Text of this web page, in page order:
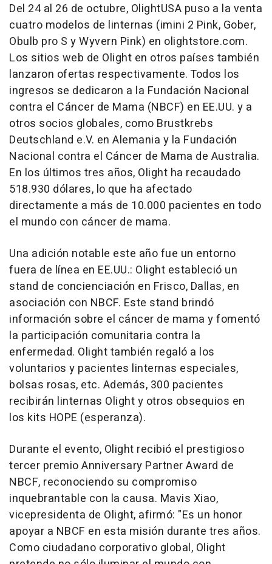
Del 24 al 26 de octubre, OlightUSA puso a la venta
cuatro modelos de linternas (imini 2 Pink, Gober,
Obulb pro S y Wyvern Pink) en olightstore.com.
Los sitios web de Olight en otros países también
lanzaron ofertas respectivamente. Todos los
ingresos se dedicaron a la Fundación Nacional
contra el Cáncer de Mama (NBCF) en EE.UU. y a
otros socios globales, como Brustkrebs
Deutschland e.V. en Alemania y la Fundación
Nacional contra el Cáncer de Mama de Australia.
En los últimos tres años, Olight ha recaudado
518.930 dólares, lo que ha afectado
directamente a más de 10.000 pacientes en todo
el mundo con cáncer de mama.
Una adición notable este año fue un entorno
fuera de línea en EE.UU.: Olight estableció un
stand de concienciación en Frisco, Dallas, en
asociación con NBCF. Este stand brindó
información sobre el cáncer de mama y fomentó
la participación comunitaria contra la
enfermedad. Olight también regaló a los
voluntarios y pacientes linternas especiales,
bolsas rosas, etc. Además, 300 pacientes
recibirán linternas Olight y otros obsequios en
los kits HOPE (esperanza).
Durante el evento, Olight recibió el prestigioso
tercer premio Anniversary Partner Award de
NBCF, reconociendo su compromiso
inquebrantable con la causa. Mavis Xiao,
vicepresidenta de Olight, afirmó: "Es un honor
apoyar a NBCF en esta misión durante tres años.
Como ciudadano corporativo global, Olight